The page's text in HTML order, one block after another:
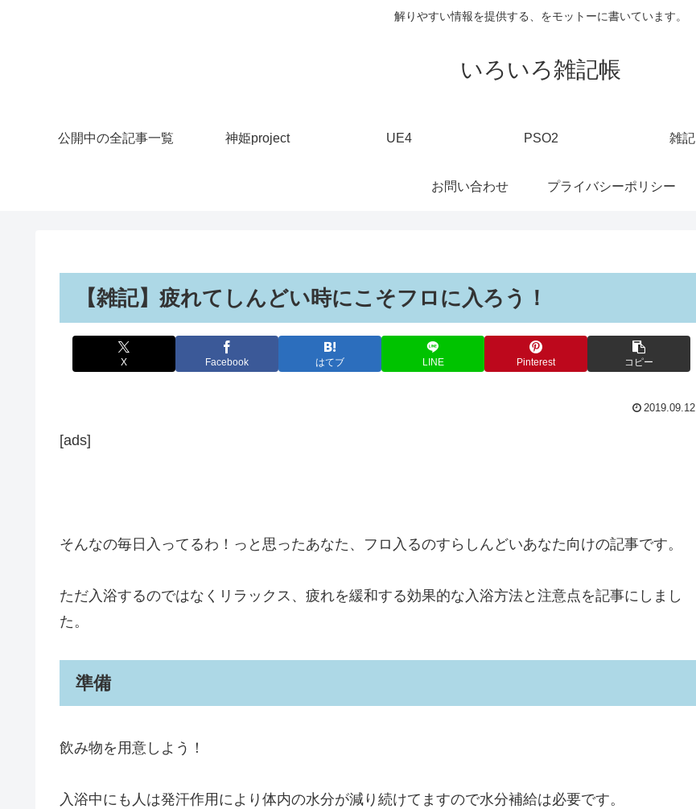
解りやすい情報を提供する、をモットーに書いています。
いろいろ雑記帳
公開中の全記事一覧 神姫project UE4 PSO2 雑記
お問い合わせ プライバシーポリシー
【雑記】疲れてしんどい時にこそフロに入ろう！
X Facebook はてブ LINE Pinterest コピー
2019.09.12
[ads]
そんなの毎日入ってるわ！っと思ったあなた、フロ入るのすらしんどいあなた向けの記事です。
ただ入浴するのではなくリラックス、疲れを緩和する効果的な入浴方法と注意点を記事にしまし
た。
準備
飲み物を用意しよう！
入浴中にも人は発汗作用により体内の水分が減り続けてますので水分補給は必要です。